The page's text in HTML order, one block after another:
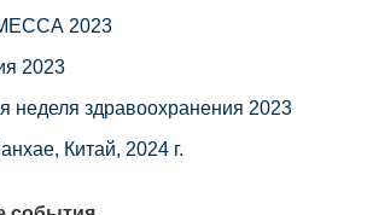
2023
2023
неделя здравоохранения 2023
Китай, 2024 г.